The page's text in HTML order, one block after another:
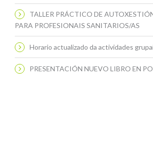
TALLER PRÁCTICO DE
PARA PROFESIONAIS SANITARIOS/AS
Horario actualizado da actividades
PRESENTACIÓN NUEVO LIBRO EN